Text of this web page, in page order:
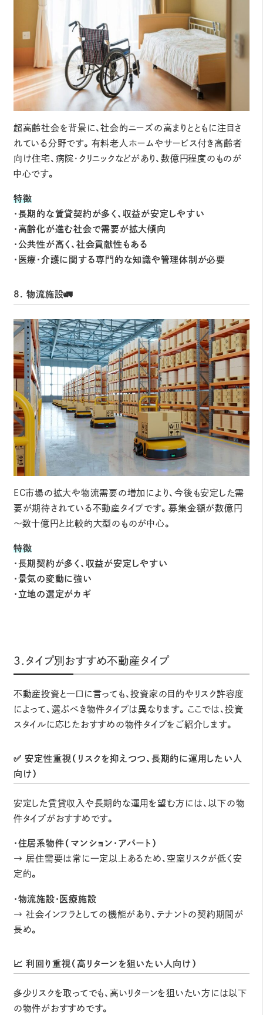
超高齢社会を背景に、社会的ニーズの高まりとともに注目さ
れている分野です。有料老人ホームやサービス付き高齢者
向け住宅、病院・クリニックなどがあり、数億円程度のものが
中心です。
特徴
・長期的な賃貸契約が多く、収益が安定しやすい
・高齢化が進む社会で需要が拡大傾向
・公共性が高く、社会貢献性もある
・医療・介護に関する専門的な知識や管理体制が必要
8. 物流施設🚛
EC市場の拡大や物流需要の増加により、今後も安定した需
要が期待されている不動産タイプです。募集金額が数億円
～数十億円と比較的大型のものが中心。
特徴
・長期契約が多く、収益が安定しやすい
・景気の変動に強い
・立地の選定がカギ
3.タイプ別おすすめ不動産タイプ
不動産投資と一口に言っても、投資家の目的やリスク許容度
によって、選ぶべき物件タイプは異なります。ここでは、投資
スタイルに応じたおすすめの物件タイプをご紹介します。
✅ 安定性重視（リスクを抑えつつ、長期的に運用したい人
向け）
安定した賃貸収入や長期的な運用を望む方には、以下の物
件タイプがおすすめです。
・住居系物件（マンション・アパート）
→ 居住需要は常に一定以上あるため、空室リスクが低く安
定的。
・物流施設・医療施設
→ 社会インフラとしての機能があり、テナントの契約期間が
長め。
📈 利回り重視（高リターンを狙いたい人向け）
多少リスクを取ってでも、高いリターンを狙いたい方には以下
の物件がおすすめです。